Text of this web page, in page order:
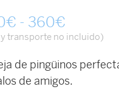
€ - 360€
de
precios:
desde
y transporte no incluido)
de pingüinos
de amigos.